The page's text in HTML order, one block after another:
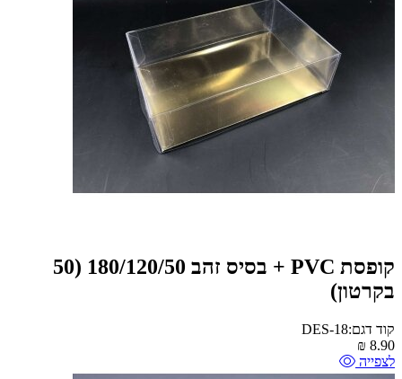
קופסת PVC + בסיס זהב 180/120/50 (50
בקרטון)
קוד דגם:DES-18
8.90
₪
לצפייה